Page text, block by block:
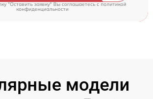
"Оставить заявку" Вы соглашаетесь cполитикой
конфиденциальности
модели